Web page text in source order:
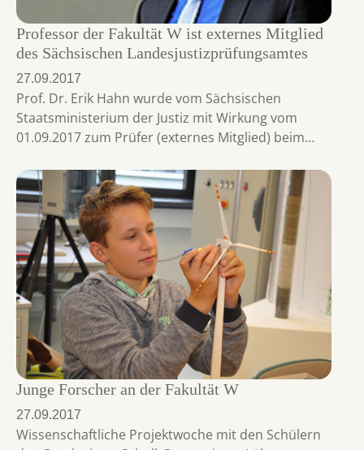
Professor der Fakultät W ist externes Mitglied
des Sächsischen Landesjustizprüfungsamtes
27.09.2017
Prof. Dr. Erik Hahn wurde vom Sächsischen
Staatsministerium der Justiz mit Wirkung vom
01.09.2017 zum Prüfer (externes Mitglied) beim…
Junge Forscher an der Fakultät W
27.09.2017
Wissenschaftliche Projektwoche mit den Schülern